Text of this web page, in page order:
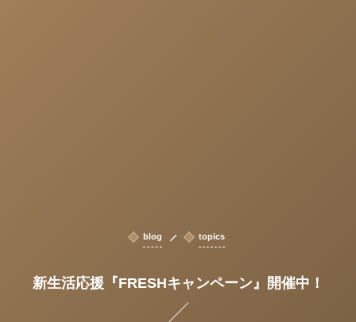
blog topics
新生活応援『FRESHキャンペーン』開催中！